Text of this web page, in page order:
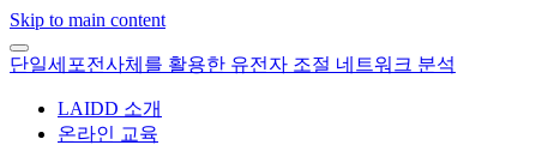
Skip to main content
단일세포전사체를 활용한 유전자 조절 네트워크 분석
LAIDD 소개
온라인 교육